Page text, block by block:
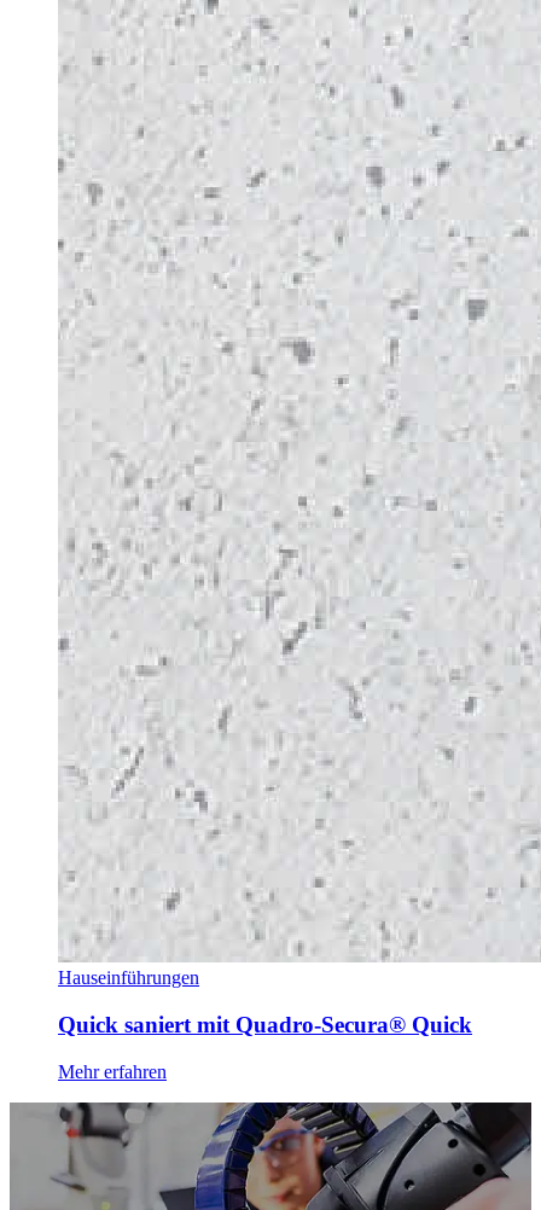
Hauseinführungen
Quick saniert mit Quadro-Secura® Quick
Mehr erfahren